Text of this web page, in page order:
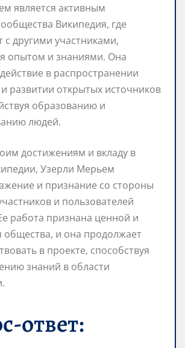
является активным
Википедия, где
с другими участниками,
опытом и знаниями. Она
в распространении
развитии открытых источников
образованию и
людей.
достижениям и вкладу в
Узерли Мерьем
и признание со стороны
и пользователей
работа признана ценной и
общества, и она продолжает
в проекте, способствуя
знаний в области
ответ: